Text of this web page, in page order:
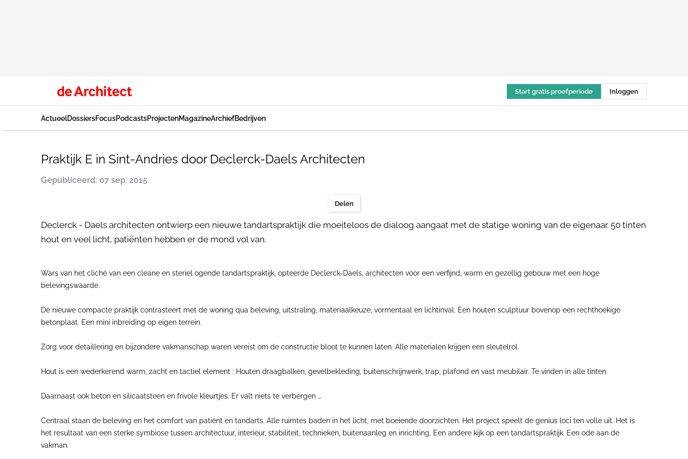
Start gratis proefperiode Inloggen
ActueelDossiersFocusPodcastsProjectenMagazineArchiefBedrijven
Praktijk E in Sint-Andries door Declerck-Daels Architecten
Gepubliceerd: 07 sep. 2015
Delen
Declerck - Daels architecten ontwierp een nieuwe tandartspraktijk die moeiteloos de dialoog aangaat met de statige woning van de eigenaar. 50 tinten
hout en veel licht, patiënten hebben er de mond vol van.
Wars van het cliché van een cleane en steriel ogende tandartspraktijk, opteerde Declerck-Daels, architecten voor een verfijnd, warm en gezellig gebouw met een hoge
belevingswaarde.
De nieuwe compacte praktijk contrasteert met de woning qua beleving, uitstraling, materiaalkeuze, vormentaal en lichtinval. Een houten sculptuur bovenop een rechthoekige
betonplaat. Een mini inbreiding op eigen terrein.
Zorg voor detaillering en bijzondere vakmanschap waren vereist om de constructie bloot te kunnen laten. Alle materialen krijgen een sleutelrol.
Hout is een wederkerend warm, zacht en tactiel element : Houten draagbalken, gevelbekleding, buitenschrijnwerk, trap, plafond en vast meubilair. Te vinden in alle tinten.
Daarnaast ook beton en silicaatsteen en frivole kleurtjes. Er valt niets te verbergen …
Centraal staan de beleving en het comfort van patiënt en tandarts. Alle ruimtes baden in het licht, met boeiende doorzichten. Het project speelt de genius loci ten volle uit. Het is
het resultaat van een sterke symbiose tussen architectuur, interieur, stabiliteit, technieken, buitenaanleg en inrichting. Een andere kijk op een tandartspraktijk. Een ode aan de
vakman.